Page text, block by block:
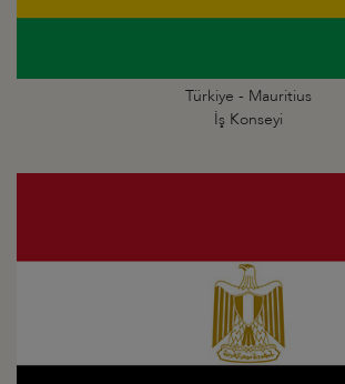
Türkiye - Mauritius
İş Konseyi